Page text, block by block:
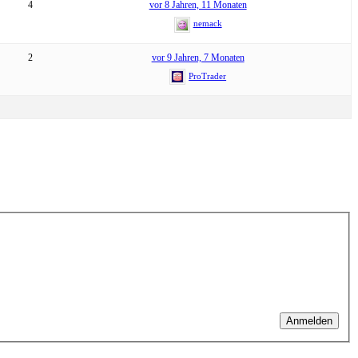
4 vor 8 Jahren, 11 Monaten
nemack
2 vor 9 Jahren, 7 Monaten
ProTrader
Anmelden